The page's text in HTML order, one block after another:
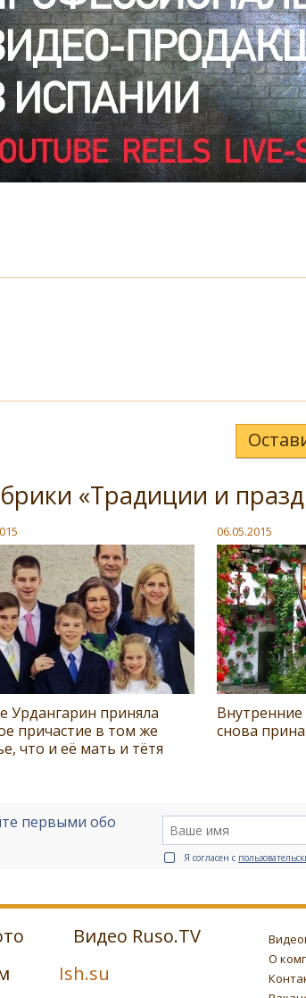
«Традиции и
Урдангарин приняла
причастие в том же
что и её мать и тётя
06.05.2015
снова
первыми обо
Я согласен с
Видео Ruso.TV
Ish.su
О